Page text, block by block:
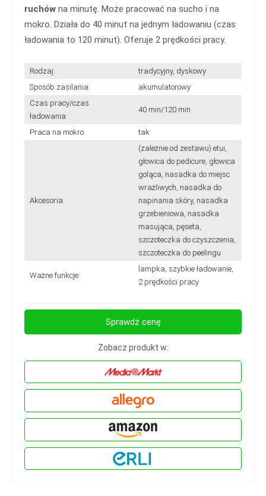
ruchów na minutę. Może pracować na sucho i na
mokro. Działa do 40 minut na jednym ładowaniu (czas
ładowania to 120 minut). Oferuje 2 prędkości pracy.
Rodzaj:
tradycyjny, dyskowy
Sposób zasilania:
akumulatorowy
Czas pracy/czas
ładowania:
40 min/120 min
Praca na mokro: tak
Akcesoria:
(zależnie od zestawu) etui,
głowica do pedicure, głowica
goląca, nasadka do miejsc
wrażliwych, nasadka do
napinania skóry, nasadka
grzebieniowa, nasadka
masująca, pęseta,
szczoteczka do czyszczenia,
szczoteczka do peelingu
Ważne funkcje:
lampka, szybkie ładowanie,
2 prędkości pracy
Sprawdź cenę
Zobacz produkt w: